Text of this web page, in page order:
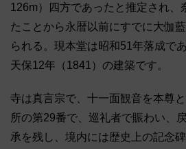
126m）四方であったと推定され、
たことから永暦以前にすでに大伽
られる。現本堂は昭和51年落成で
天保12年（1841）の建築です。
寺は真言宗で、十一面観音を本尊
所の第29番で、巡礼者で賑わい、
承を残し、境内には歴史上の記念